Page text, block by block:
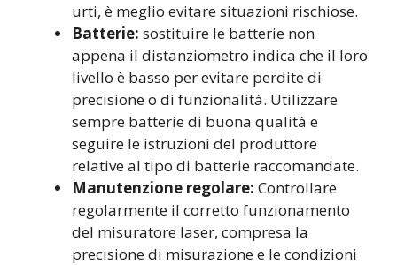
urti, è meglio evitare situazioni rischiose.
Batterie: sostituire le batterie non
appena il distanziometro indica che il loro
livello è basso per evitare perdite di
precisione o di funzionalità. Utilizzare
sempre batterie di buona qualità e
seguire le istruzioni del produttore
relative al tipo di batterie raccomandate.
Manutenzione regolare: Controllare
regolarmente il corretto funzionamento
del misuratore laser, compresa la
precisione di misurazione e le condizioni